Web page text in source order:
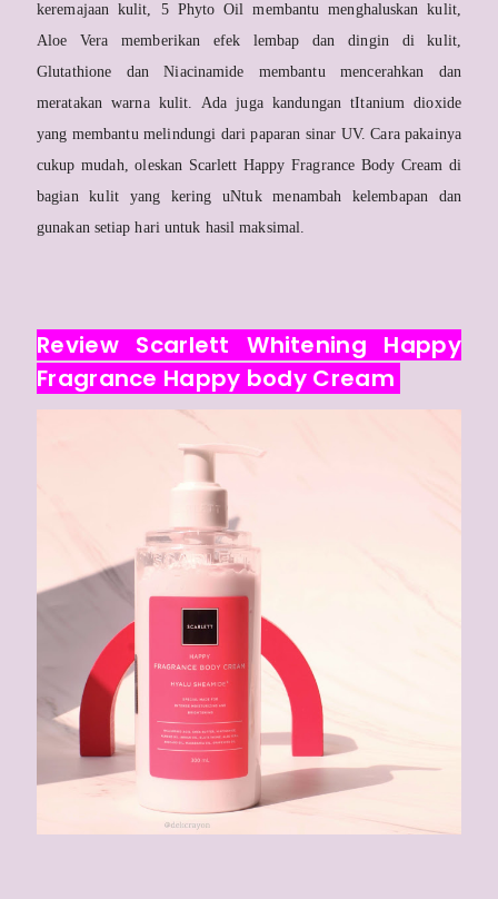
keremajaan kulit, 5 Phyto Oil membantu menghaluskan kulit,
Aloe Vera memberikan efek lembap dan dingin di kulit,
Glutathione dan Niacinamide membantu mencerahkan dan
meratakan warna kulit. Ada juga kandungan tItanium dioxide
yang membantu melindungi dari paparan sinar UV. Cara pakainya
cukup mudah, oleskan Scarlett Happy Fragrance Body Cream di
bagian kulit yang kering uNtuk menambah kelembapan dan
gunakan setiap hari untuk hasil maksimal.
Review Scarlett Whitening Happy
Fragrance Happy body Cream